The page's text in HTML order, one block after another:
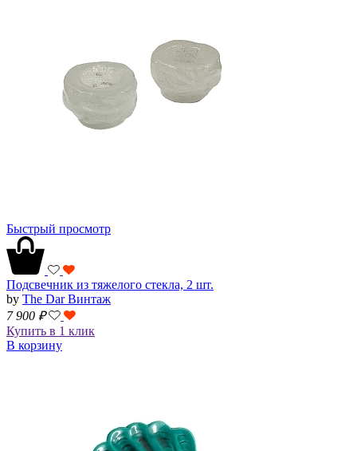
Быстрый просмотр
Подсвечник из тяжелого стекла, 2 шт.
by The Dar Винтаж
7 900 ₽
Купить в 1 клик
В корзину